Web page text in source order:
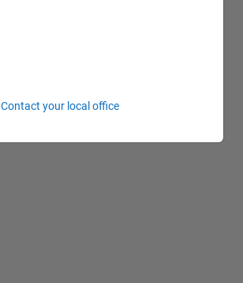
Contact your local office